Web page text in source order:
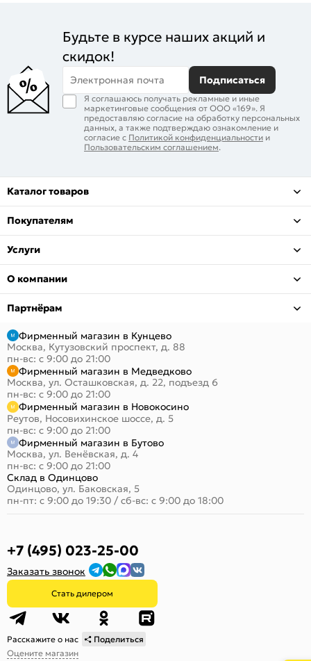
Будьте в курсе наших акций и
скидок!
Электронная почта Подписаться
Я соглашаюсь получать рекламные и иные
маркетинговые сообщения от ООО «169». Я
предоставляю согласие на обработку персональных
данных, а также подтверждаю ознакомление и
согласие с Политикой конфиденциальности и
Пользовательским соглашением.
Каталог товаров
Покупателям
Услуги
О компании
Партнёрам
Фирменный магазин в Кунцево
Москва, Кутузовский проспект, д. 88
пн-вс: с 9:00 до 21:00
Фирменный магазин в Медведково
Москва, ул. Осташковская, д. 22, подъезд 6
пн-вс: с 9:00 до 21:00
Фирменный магазин в Новокосино
Реутов, Носовихинское шоссе, д. 5
пн-вс: с 9:00 до 21:00
Фирменный магазин в Бутово
Москва, ул. Венёвская, д. 4
пн-вс: с 9:00 до 21:00
Склад в Одинцово
Одинцово, ул. Баковская, 5
пн-пт: с 9:00 до 19:30 / сб-вс: с 9:00 до 18:00
+7 (495) 023-25-00
Заказать звонок
Стать дилером
Расскажите о нас
Поделиться
Оцените магазин